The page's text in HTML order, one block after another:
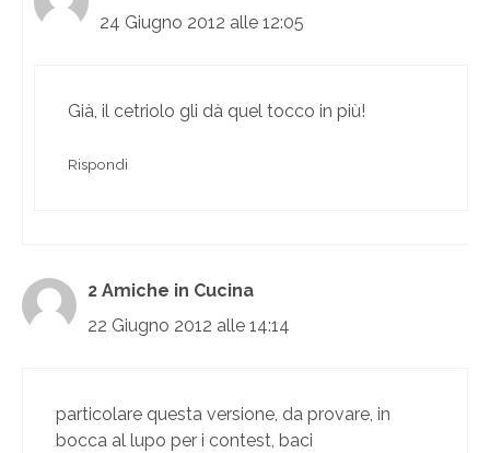
24 Giugno 2012 alle 12:05
Già, il cetriolo gli dà quel tocco in più!
Rispondi
2 Amiche in Cucina
22 Giugno 2012 alle 14:14
particolare questa versione, da provare, in
bocca al lupo per i contest, baci